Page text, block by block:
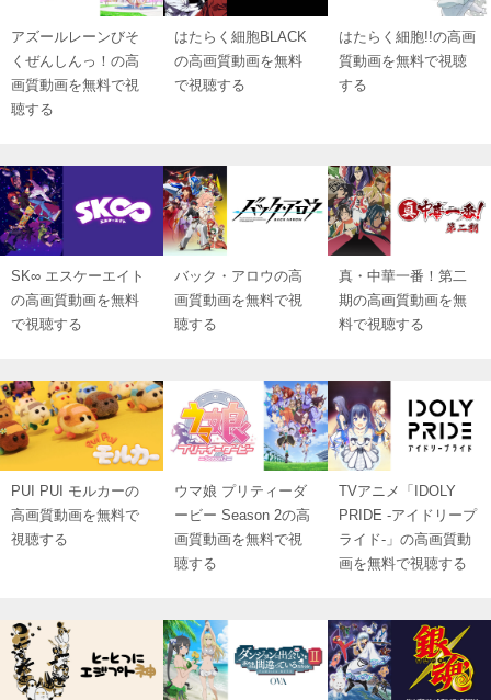
アズールレーンびそ
くぜんしんっ！の高
画質動画を無料で視
聴する
はたらく細胞BLACK
の高画質動画を無料
で視聴する
はたらく細胞!!の高画
質動画を無料で視聴
する
SK∞ エスケーエイト
の高画質動画を無料
で視聴する
バック・アロウの高
画質動画を無料で視
聴する
真・中華一番！第二
期の高画質動画を無
料で視聴する
PUI PUI モルカーの
高画質動画を無料で
視聴する
ウマ娘 プリティーダ
ービー Season 2の高
画質動画を無料で視
聴する
TVアニメ「IDOLY
PRIDE -アイドリープ
ライド-」の高画質動
画を無料で視聴する